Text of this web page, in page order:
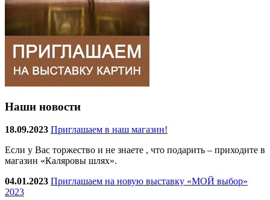
Наши новости
18.09.2023 Приглашаем в наш магазин!
Если у Вас торжество и не знаете , что подарить – приходите в
магазин «Каляровы шлях».
04.01.2023 Приглашаем на новую выставку «МОЙ выбор»
2023